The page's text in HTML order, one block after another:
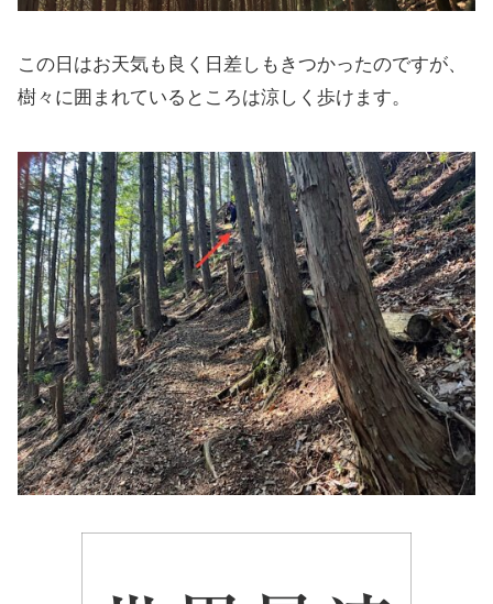
この日はお天気も良く日差しもきつかったのですが、
樹々に囲まれているところは涼しく歩けます。